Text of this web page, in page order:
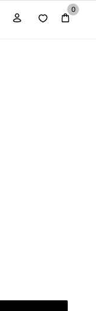
0